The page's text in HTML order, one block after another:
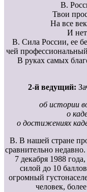
В.
Твои
На все
И
В. Сила России, ее
чей
В руках самых
2-й ведущий:
об истории
о
о достижениях
В. В нашей стране
сравнительно
7 декабря 1988
силой до 10
огромный
человек,